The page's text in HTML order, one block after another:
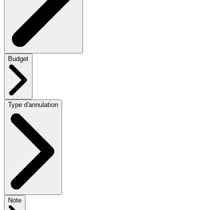
Budget
Type d'annulation
Note